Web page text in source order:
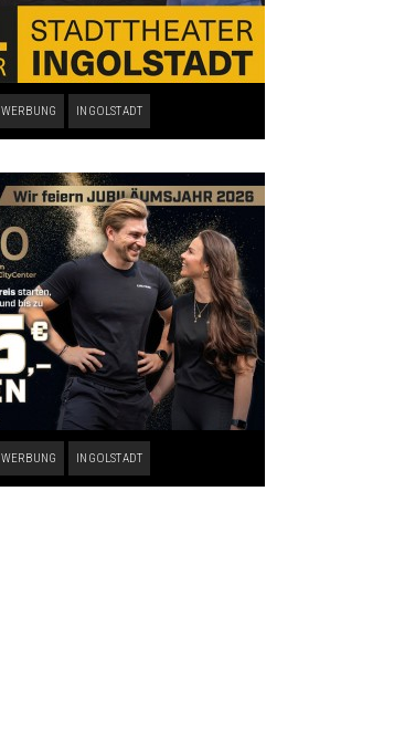
WERBUNG INGOLSTADT
WERBUNG INGOLSTADT